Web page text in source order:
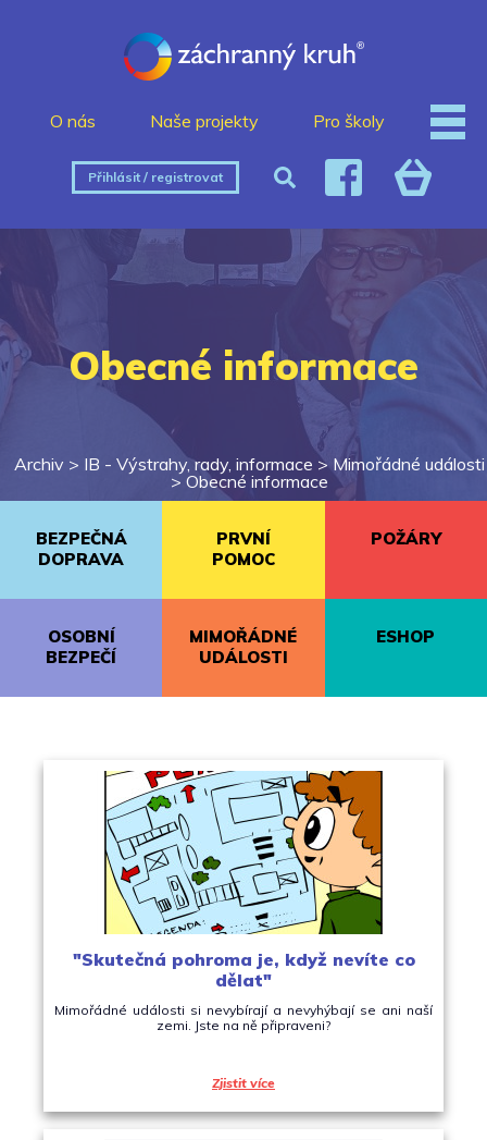
O nás Naše projekty Pro školy
Přihlásit / registrovat
Obecné informace
Archiv > IB - Výstrahy, rady, informace >Mimořádné události
> Obecné informace
BEZPEČNÁ
DOPRAVA
PRVNÍ
POMOC
POŽÁRY
OSOBNÍ
BEZPEČÍ
MIMOŘÁDNÉ
UDÁLOSTI
ESHOP
"Skutečná pohroma je, když nevíte co
dělat"
Mimořádné události si nevybírají a nevyhýbají se ani naší
zemi. Jste na ně připraveni?
Zjistit více